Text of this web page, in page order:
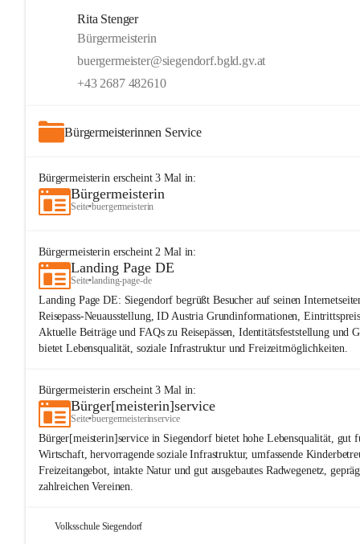
Rita Stenger
Bürgermeisterin
buergermeister@siegendorf.bgld.gv.at
+43 2687 482610
Bürgermeisterinnen Service
Bürgermeisterinerscheint3 Mal in:
Bürgermeisterin
Seite•buergermeisterin
Bürgermeisterinerscheint2 Mal in:
Landing Page DE
Seite•landing-page-de
Landing Page DE: Siegendorf begrüßt Besucher auf seinen
Reisepass-Neuausstellung, ID Austria Grundinformationen,
Aktuelle Beiträge und FAQs zu Reisepässen, Identitätsfeststellung und
bietet Lebensqualität, soziale Infrastruktur und Freizeitmöglichkeiten.
Bürgermeisterinerscheint3 Mal in:
Bürger[meisterin]service
Seite•buergermeisterinservice
Bürger[meisterin]service in Siegendorf bietet hohe Lebensqualität, gut
Wirtschaft, hervorragende soziale Infrastruktur, umfassende
Freizeitangebot, intakte Natur und gut ausgebautes Radwegenetz,
zahlreichen Vereinen.
Volksschule Siegendorf